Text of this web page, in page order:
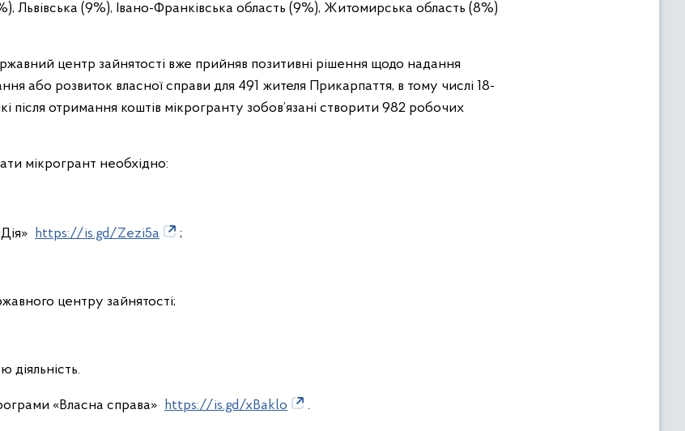
Львівська (9%), Івано-Франківська область (9%), Житомирська область (8%)
центр зайнятості вже прийняв позитивні рішення щодо надання
або розвиток власної справи для 491 жителя Прикарпаття, в тому числі 18-
після отримання коштів мікрогранту зобов’язані створити 982 робочих
мікрогрант необхідно:
https://is.gd/Zezi5a ;
центру зайнятості;
діяльність.
«Власна справа» https://is.gd/xBaklo .